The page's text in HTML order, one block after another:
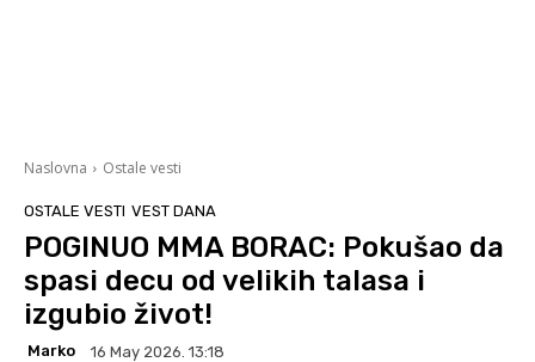
Naslovna Ostale vesti
OSTALE VESTI VEST DANA
POGINUO MMA BORAC: Pokušao da
spasi decu od velikih talasa i
izgubio život!
Marko 16 May 2026. 13:18